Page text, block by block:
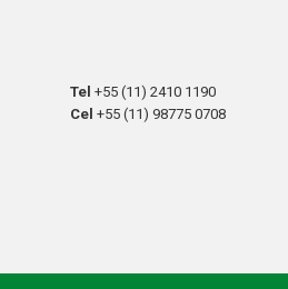
Tel+55 (11) 2410 1190
Cel+55 (11) 98775 0708